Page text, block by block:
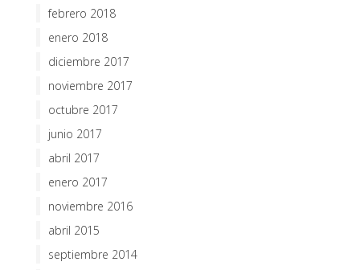
febrero 2018
enero 2018
diciembre 2017
noviembre 2017
octubre 2017
junio 2017
abril 2017
enero 2017
noviembre 2016
abril 2015
septiembre 2014